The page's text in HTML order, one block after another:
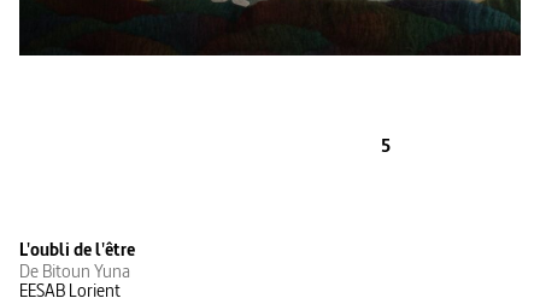
5
L'oubli de l'être
De Bitoun Yuna
EESAB Lorient